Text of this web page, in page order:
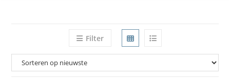
Filter